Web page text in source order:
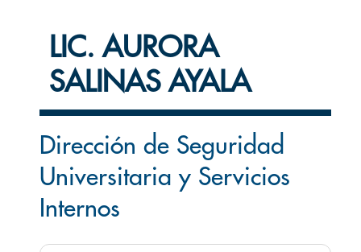
LIC. AURORA
SALINAS AYALA
Dirección de Seguridad
Universitaria y Servicios
Internos